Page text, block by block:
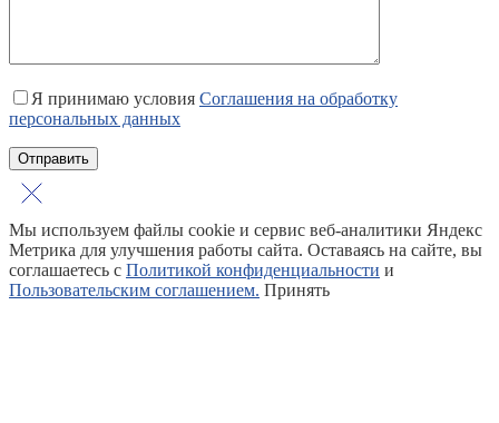
Я принимаю условия Соглашения на обработку
персональных данных
Мы используем файлы cookie и сервис веб-аналитики Яндекс
Метрика для улучшения работы сайта. Оставаясь на сайте, вы
соглашаетесь с Политикой конфиденциальности и
Пользовательским соглашением. Принять